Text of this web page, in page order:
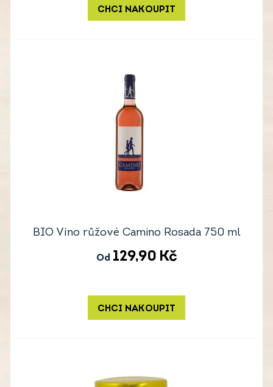
CHCI NAKOUPIT
BIO Víno růžové Camino Rosada 750 ml
Od 129,90 Kč
CHCI NAKOUPIT